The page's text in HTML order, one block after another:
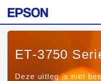
ET-3750
Deze uitleg is niet